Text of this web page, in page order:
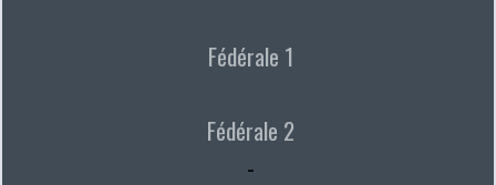
Fédérale 1
Fédérale 2
-